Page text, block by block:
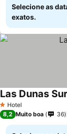
Selecione as
exatos.
1 Estrelas
Hotel
Las Dunas
8,2 Muito boa 36